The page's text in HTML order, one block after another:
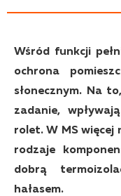
Wśród funkcji
ochrona
słonecznym. Na
zadanie,
rolet. W MS więcej
rodzaje
dobrą
hałasem.